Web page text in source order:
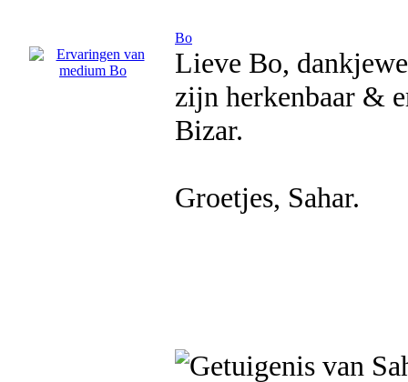
Bo
Lieve Bo,
zijn herkenbaar &
Bizar.
Groetjes, Sahar.